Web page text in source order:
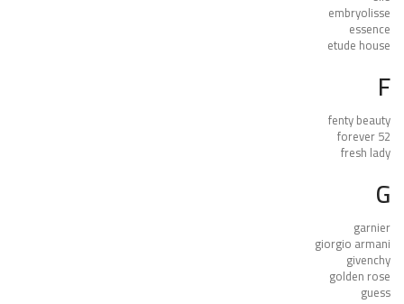
embryolisse
essence
etude house
F
fenty beauty
forever 52
fresh lady
G
garnier
giorgio armani
givenchy
golden rose
guess